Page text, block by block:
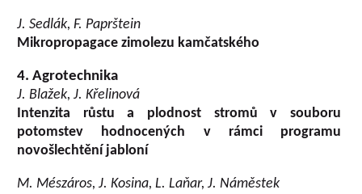
J. Sedlák, F. Paprštein
Mikropropagace zimolezu kamčatského
4. Agrotechnika
J. Blažek, J. Křelinová
Intenzita růstu a plodnost stromů v souboru
potomstev hodnocených v rámci programu
novošlechtění jabloní
M. Mészáros, J. Kosina, L. Laňar, J. Náměstek